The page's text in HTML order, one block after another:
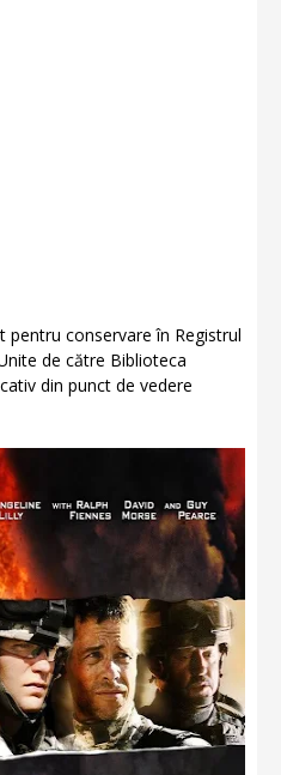
conservare în Registrul
de către Biblioteca
din punct de vedere